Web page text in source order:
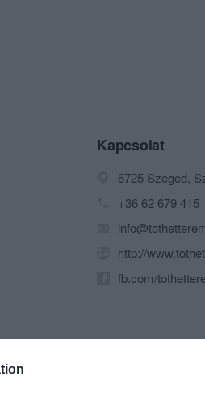
Kapcsolat
6725 Szeged,
+36 62 679 415
http://
fb.com/